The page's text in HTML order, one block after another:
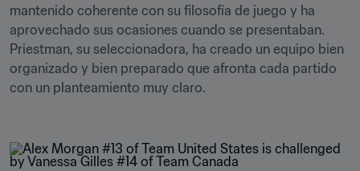
mantenido coherente con su filosofía de juego y ha
aprovechado sus ocasiones cuando se presentaban.
Priestman, su seleccionadora, ha creado un equipo bien
organizado y bien preparado que afronta cada partido
con un planteamiento muy claro.